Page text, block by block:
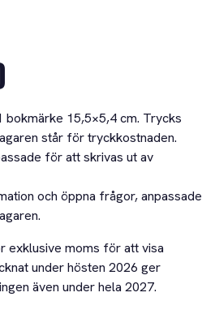
bokmärke 15,5×5,4 cm. Trycks
står för tryckkostnaden.
för att skrivas ut av
och öppna frågor, anpassade
exklusive moms för att visa
under hösten 2026 ger
även under hela 2027.